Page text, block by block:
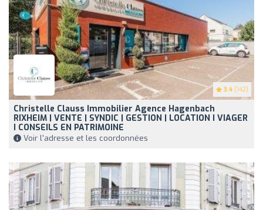
3.4 (142)
Christelle Clauss Immobilier Agence Hagenbach
RIXHEIM | VENTE | SYNDIC | GESTION | LOCATION I VIAGER
I CONSEILS EN PATRIMOINE
Voir l'adresse et les coordonnées